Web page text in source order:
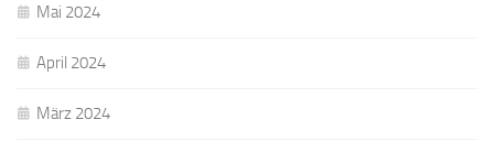
Mai 2024
April 2024
März 2024